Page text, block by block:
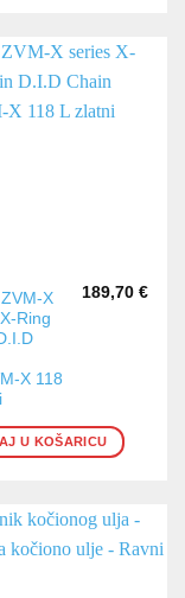
X
Ring
X 118
189,70 €
U KOŠARICU